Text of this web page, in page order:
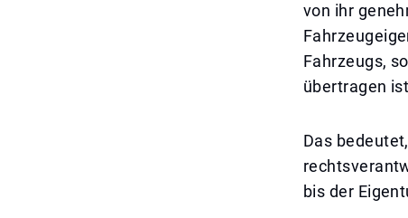
von ihr
Fahrzeugs,
übertragen
Das
bis der